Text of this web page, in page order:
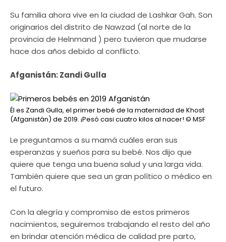
Su familia ahora vive en la ciudad de Lashkar Gah. Son
originarios del distrito de Nawzad (al norte de la
provincia de Helnmand ) pero tuvieron que mudarse
hace dos años debido al conflicto.
Afganistán: Zandi Gulla
Él es Zandi Gulla, el primer bebé de la maternidad de Khost
(Afganistán) de 2019. ¡Pesó casi cuatro kilos al nacer! © MSF
Le preguntamos a su mamá cuáles eran sus
esperanzas y sueños para su bebé. Nos dijo que
quiere que tenga una buena salud y una larga vida.
También quiere que sea un gran político o médico en
el futuro.
Con la alegría y compromiso de estos primeros
nacimientos, seguiremos trabajando el resto del año
en brindar atención médica de calidad pre parto,